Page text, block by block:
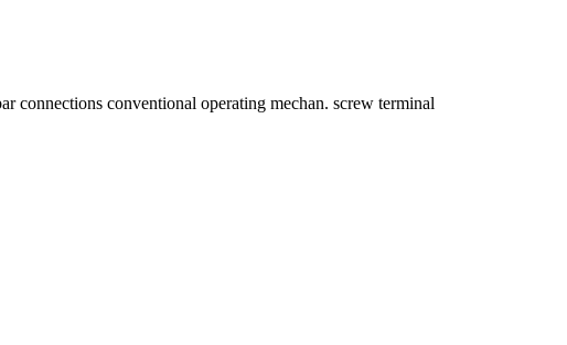
conventional operating mechan. screw terminal